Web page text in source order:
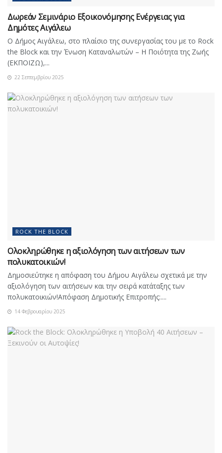
Δωρεάν Σεμινάριο Εξοικονόμησης Ενέργειας για
Δημότες Αιγάλεω
Ο Δήμος Αιγάλεω, στο πλαίσιο της συνεργασίας του με το Rock
the Block και την Ένωση Καταναλωτών – Η Ποιότητα της Ζωής
(ΕΚΠΟΙΖΩ),...
22 Σεπτεμβρίου 2025
ROCK THE BLOCK
Ολοκληρώθηκε η αξιολόγηση των αιτήσεων των
πολυκατοικιών!
Δημοσιεύτηκε η απόφαση του Δήμου Αιγάλεω σχετικά με την
αξιολόγηση των αιτήσεων και την σειρά κατάταξης των
πολυκατοικιών!Απόφαση Δημοτικής Επιτροπής:....
14 Φεβρουαρίου 2025